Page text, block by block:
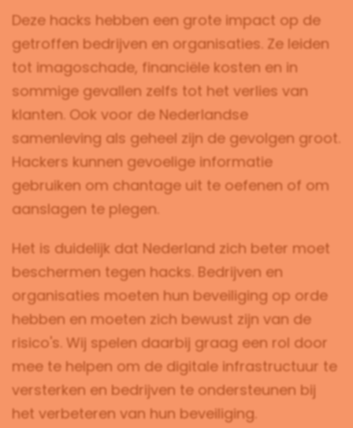
Deze hacks hebben een grote impact op de
getroffen bedrijven en organisaties. Ze leiden
tot imagoschade, financiële kosten en in
sommige gevallen zelfs tot het verlies van
klanten. Ook voor de Nederlandse
samenleving als geheel zijn de gevolgen groot.
Hackers kunnen gevoelige informatie
gebruiken om chantage uit te oefenen of om
aanslagen te plegen.
Het is duidelijk dat Nederland zich beter moet
beschermen tegen hacks. Bedrijven en
organisaties moeten hun beveiliging op orde
hebben en moeten zich bewust zijn van de
risico's. Wij spelen daarbij graag een rol door
mee te helpen om de digitale infrastructuur te
versterken en bedrijven te ondersteunen bij
het verbeteren van hun beveiliging.